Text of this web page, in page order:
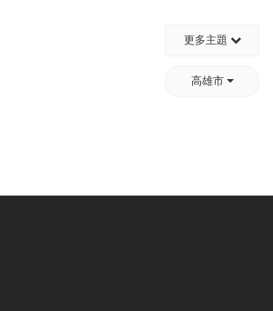
更多主題
高雄市